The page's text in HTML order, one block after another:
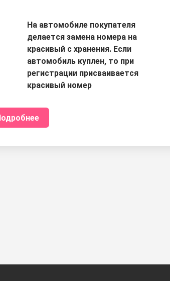
На автомобиле покупателя
делается замена номера на
красивый с хранения. Если
автомобиль куплен, то при
регистрации присваивается
красивый номер